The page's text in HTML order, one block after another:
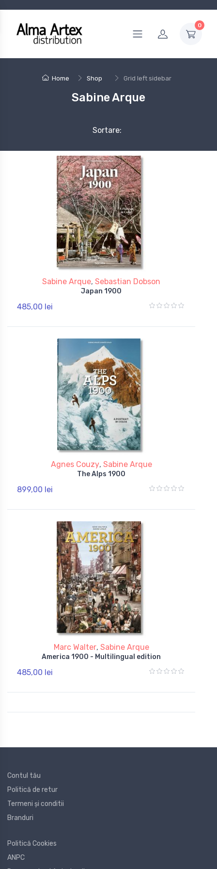
0
Home Shop Grid left sidebar
Sabine Arque
Sortare:
Sabine Arque, Sebastian Dobson
Japan 1900
485,00 lei
Agnes Couzy, Sabine Arque
The Alps 1900
899,00 lei
Marc Walter, Sabine Arque
America 1900 - Multilingual edition
485,00 lei
Contul tău
Politică de retur
Termeni și conditii
Branduri
Politică Cookies
ANPC